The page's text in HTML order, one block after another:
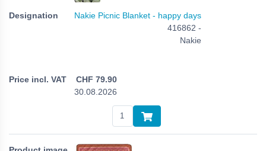
Nakie Picnic Blanket - happy days
416862 -
Nakie
CHF 79.90
30.08.2026